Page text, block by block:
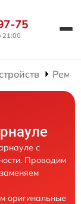
75
21:00
с
Проводим
оригинальные